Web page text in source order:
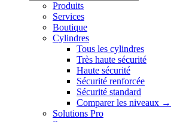
Produits
Services
Boutique
Cylindres
Tous les cylindres
Très haute sécurité
Haute sécurité
Sécurité renforcée
Sécurité standard
Comparer les niveaux →
Solutions Pro